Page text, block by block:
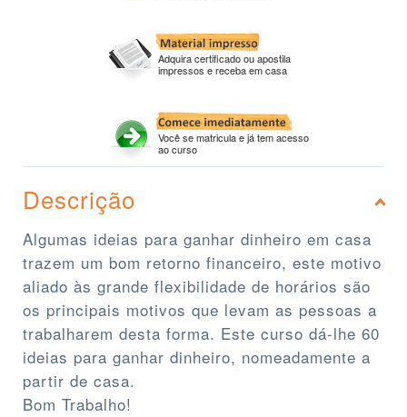
Adquira certificado ou apostila
impressos e receba em casa
Você se matricula e já tem acesso
ao curso
Descrição
Algumas ideias para ganhar dinheiro em casa
trazem um bom retorno financeiro, este motivo
aliado às grande flexibilidade de horários são
os principais motivos que levam as pessoas a
trabalharem desta forma. Este curso dá-lhe 60
ideias para ganhar dinheiro, nomeadamente a
partir de casa.
Bom Trabalho!